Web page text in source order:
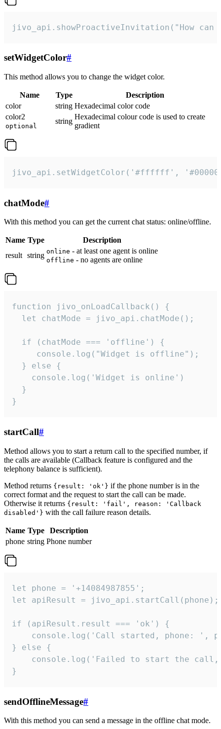
jivo_api.showProactiveInvitation("How
setWidgetColor#
This method allows you to change the widget color.
Name Type
Description
color
string Hexadecimal color code
color2
optional
string
Hexadecimal colour code is used to create
gradient
jivo_api.setWidgetColor('#ffffff',
chatMode#
With this method you can get the current chat status: online/offline.
Name Type
Description
result string online - at least one agent is online
offline - no agents are online
function jivo_onLoadCallback() {
  let chatMode = jivo_api.chatMode();
  if (chatMode === 'offline') {
     console.log("Widget is offline");
  } else {
    console.log('Widget is online')
  }
}
startCall#
Method allows you to start a return call to the specified number, if
the calls are available (Callback feature is configured and the
telephony balance is sufficient).
Method returns {result: 'ok'} if the phone number is in the
correct format and the request to start the call can be made.
Otherwise it returns {result: 'fail', reason: 'Callback
disabled'} with the call failure reason details.
Name Type
Description
phone string Phone number
let phone = '+14084987855';
let apiResult = jivo_api.startCall(phone);
if (apiResult.result === 'ok') {
console.log('Call started, phone: ',
} else {
console.log('Failed to start the
}
sendOfflineMessage#
With this method you can send a message in the offline chat mode.